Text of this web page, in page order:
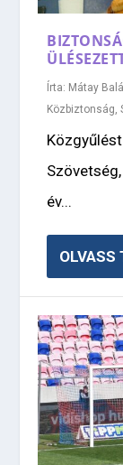
Írta: Mátay
Közbiztonság,
év...
OLVASS